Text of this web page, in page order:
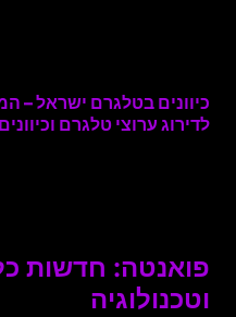
כיוונים בטלגרם ישראל –
לדירוג ערוצי טלגרם וכיוונים
פואנטה: חדשות
וטכנולוגיה